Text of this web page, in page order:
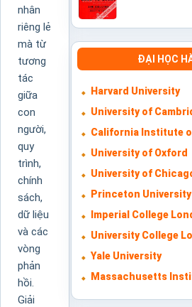
nhân
riêng lẻ
mà từ
tương
tác
giữa
con
người,
quy
trình,
chính
sách,
dữ liệu
và các
vòng
phản
hồi.
Giải
ĐẠI HỌC
Harvard University
University of
California Institute
University of Oxford
University of
Princeton University
Imperial College
University College
Yale University
Massachusetts